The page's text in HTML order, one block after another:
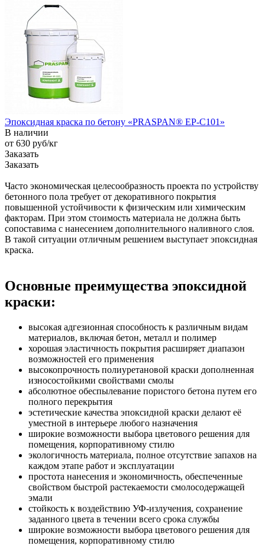
Эпоксидная краска по бетону «PRASPAN® EP-C101»
В наличии
от 630 руб/кг
Заказать
Заказать
Часто экономическая целесообразность проекта по устройству
бетонного пола требует от декоративного покрытия
повышенной устойчивости к физическим или химическим
факторам. При этом стоимость материала не должна быть
сопоставима с нанесением дополнительного наливного слоя.
В такой ситуации отличным решением выступает эпоксидная
краска.
Основные преимущества эпоксидной
краски:
высокая адгезионная способность к различным видам
материалов, включая бетон, металл и полимер
хорошая эластичность покрытия расширяет диапазон
возможностей его применения
высокопрочность полиуретановой краски дополненная
износостойкими свойствами смолы
абсолютное обеспылевание пористого бетона путем его
полного перекрытия
эстетические качества эпоксидной краски делают её
уместной в интерьере любого назначения
широкие возможности выбора цветового решения для
помещения, корпоративному стилю
экологичность материала, полное отсутствие запахов на
каждом этапе работ и эксплуатации
простота нанесения и экономичность, обеспеченные
свойством быстрой растекаемости смолосодержащей
эмали
стойкость к воздействию УФ-излучения, сохранение
заданного цвета в течении всего срока службы
широкие возможности выбора цветового решения для
помещения, корпоративному стилю